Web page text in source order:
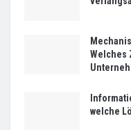
Welches
welche